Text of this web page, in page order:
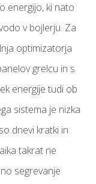
energijo, ki nato
v bojlerju. Za
optimizatorja
grelcu in s
energije tudi ob
sistema je nizka
dnevi kratki in
takrat ne
segrevanje